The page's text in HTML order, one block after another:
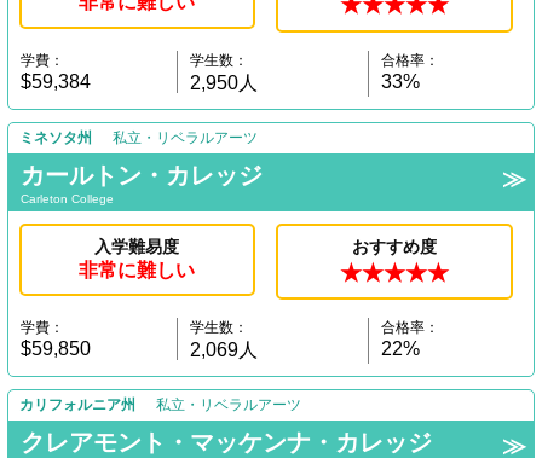
★★★★★
学費：
$59,384
学生数：
2,950人
合格率：
33%
ミネソタ州 私立・リベラルアーツ
カールトン・カレッジ
Carleton College
入学難易度
非常に難しい
おすすめ度
★★★★★
学費：
$59,850
学生数：
2,069人
合格率：
22%
カリフォルニア州 私立・リベラルアーツ
クレアモント・マッケンナ・カレッジ